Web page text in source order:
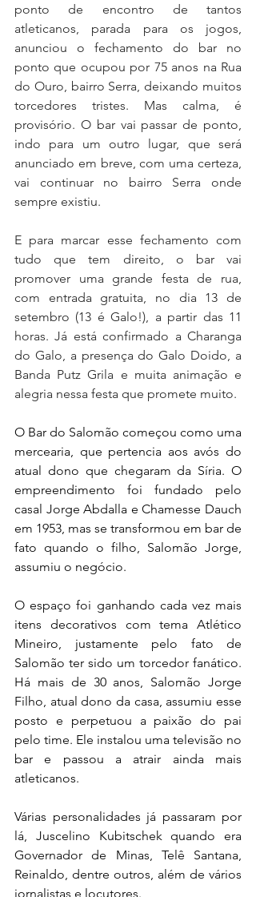
ponto de encontro de tantos
atleticanos, parada para os jogos,
anunciou o fechamento do bar no
ponto que ocupou por 75 anos na Rua
do Ouro, bairro Serra, deixando muitos
torcedores tristes. Mas calma, é
provisório. O bar vai passar de ponto,
indo para um outro lugar, que será
anunciado em breve, com uma certeza,
vai continuar no bairro Serra onde
sempre existiu.
E para marcar esse fechamento com
tudo que tem direito, o bar vai
promover uma grande festa de rua,
com entrada gratuita, no dia 13 de
setembro (13 é Galo!), a partir das 11
horas. Já está confirmado a Charanga
do Galo, a presença do Galo Doido, a
Banda Putz Grila e muita animação e
alegria nessa festa que promete muito.
O Bar do Salomão começou como uma
mercearia, que pertencia aos avós do
atual dono que chegaram da Síria. O
empreendimento foi fundado pelo
casal Jorge Abdalla e Chamesse Dauch
em 1953, mas se transformou em bar de
fato quando o filho, Salomão Jorge,
assumiu o negócio.
O espaço foi ganhando cada vez mais
itens decorativos com tema Atlético
Mineiro, justamente pelo fato de
Salomão ter sido um torcedor fanático.
Há mais de 30 anos, Salomão Jorge
Filho, atual dono da casa, assumiu esse
posto e perpetuou a paixão do pai
pelo time. Ele instalou uma televisão no
bar e passou a atrair ainda mais
atleticanos.
Várias personalidades já passaram por
lá, Juscelino Kubitschek quando era
Governador de Minas, Telê Santana,
Reinaldo, dentre outros, além de vários
jornalistas e locutores.